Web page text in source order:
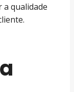
qualidade